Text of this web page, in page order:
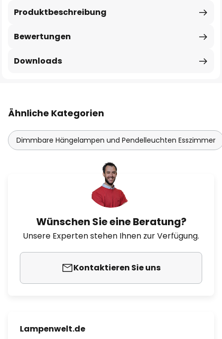
Produktbeschreibung
Bewertungen
Downloads
Ähnliche Kategorien
Dimmbare Hängelampen und Pendelleuchten Esszimmer
Wünschen Sie eine Beratung?
Unsere Experten stehen Ihnen zur Verfügung.
Kontaktieren Sie uns
Lampenwelt.de